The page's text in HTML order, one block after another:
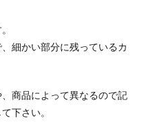
細かい部分に残っているカ
商品によって異なるので記
下さい。